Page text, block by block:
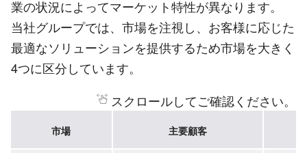
業の状況によってマーケット特性が異なります。
当社グループでは、市場を注視し、お客様に応じた
最適なソリューションを提供するため市場を大きく
4つに区分しています。
スクロールしてご確認ください。
市場 主要顧客